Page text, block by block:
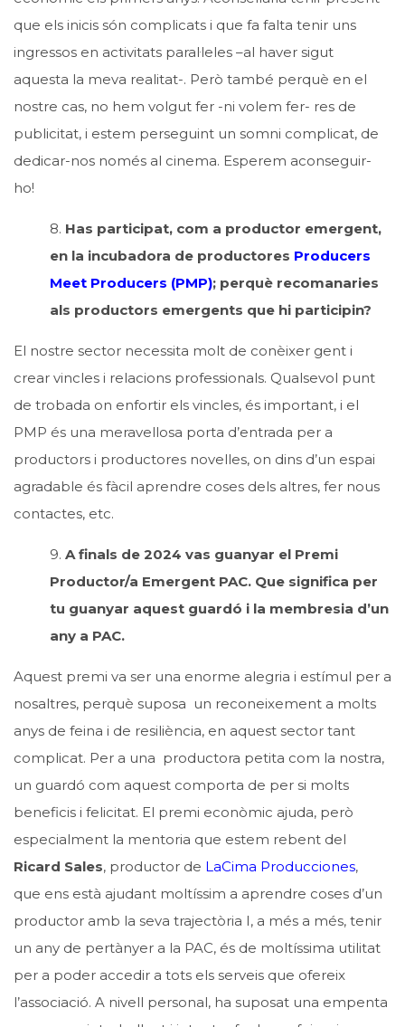
que els inicis són complicats i que fa falta tenir uns
ingressos en activitats paral·leles –al haver sigut
aquesta la meva realitat-. Però també perquè en el
nostre cas, no hem volgut fer -ni volem fer- res de
publicitat, i estem perseguint un somni complicat, de
dedicar-nos només al cinema. Esperem aconseguir-
ho!
8. Has participat, com a productor emergent,
en la incubadora de productores Producers
Meet Producers (PMP); perquè recomanaries
als productors emergents que hi participin?
El nostre sector necessita molt de conèixer gent i
crear vincles i relacions professionals. Qualsevol punt
de trobada on enfortir els vincles, és important, i el
PMP és una meravellosa porta d’entrada per a
productors i productores novelles, on dins d’un espai
agradable és fàcil aprendre coses dels altres, fer nous
contactes, etc.
9. A finals de 2024 vas guanyar el Premi
Productor/a Emergent PAC. Que significa per
tu guanyar aquest guardó i la membresia d’un
any a PAC.
Aquest premi va ser una enorme alegria i estímul per a
nosaltres, perquè suposa un reconeixement a molts
anys de feina i de resiliència, en aquest sector tant
complicat. Per a una productora petita com la nostra,
un guardó com aquest comporta de per si molts
beneficis i felicitat. El premi econòmic ajuda, però
especialment la mentoria que estem rebent del
Ricard Sales, productor de LaCima Producciones,
que ens està ajudant moltíssim a aprendre coses d’un
productor amb la seva trajectòria I, a més a més, tenir
un any de pertànyer a la PAC, és de moltíssima utilitat
per a poder accedir a tots els serveis que ofereix
l’associació. A nivell personal, ha suposat una empenta